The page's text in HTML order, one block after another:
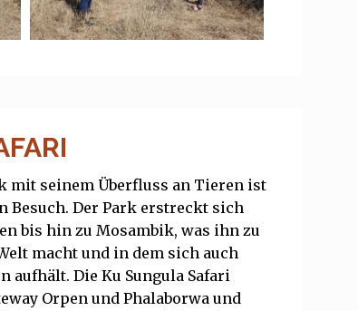
mit seinem Überfluss an Tieren ist
Besuch. Der Park erstreckt sich
bis hin zu Mosambik, was ihn zu
macht und in dem sich auch
aufhält. Die Ku Sungula Safari
Orpen und Phalaborwa und